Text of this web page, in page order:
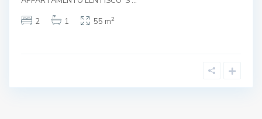
2
1 55 m2